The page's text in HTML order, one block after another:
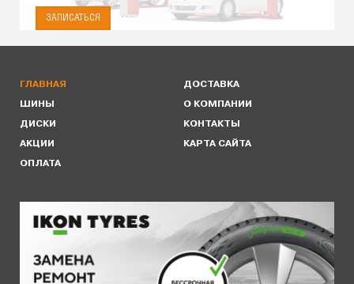
ЗАПИСАТЬСЯ
ГЛАВНАЯ
ШИНЫ
ДИСКИ
АКЦИИ
ОПЛАТА
ДОСТАВКА
О КОМПАНИИ
КОНТАКТЫ
КАРТА САЙТА